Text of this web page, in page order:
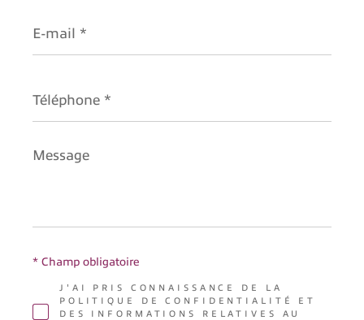
mail
*
*
Message
*
J'AI PRIS CONNAISSANCE DE LA
POLITIQUE DE CONFIDENTIALITÉ ET
DES INFORMATIONS RELATIVES AU
* Champ obligatoire